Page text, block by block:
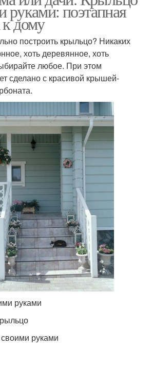
руками: поэтапная
дому
построить крыльцо? Никаких
хоть деревянное, хоть
любое. При этом
сделано с красивой крышей-
руками
руками